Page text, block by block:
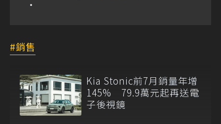
銷售
Kia Stonic前7月銷量年增
145% 79.9萬元起再送電
子後視鏡